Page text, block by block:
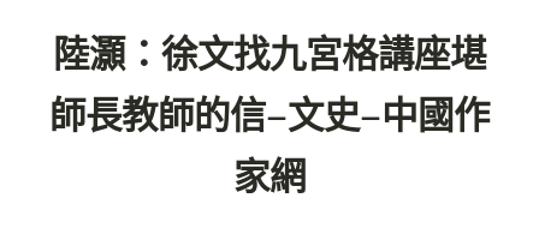
陸灝：徐文找九宮格講座堪
師長教師的信–文史–中國作
家網